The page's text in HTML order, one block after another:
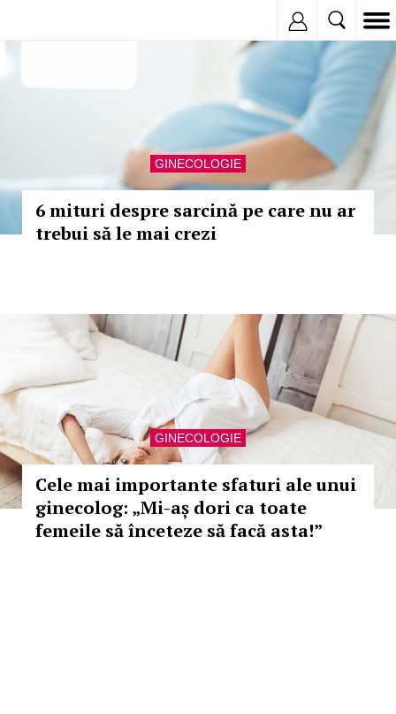
GINECOLOGIE
6 mituri despre sarcină pe care nu ar
trebui să le mai crezi
GINECOLOGIE
Cele mai importante sfaturi ale unui
ginecolog: „Mi-aș dori ca toate
femeile să înceteze să facă asta!”